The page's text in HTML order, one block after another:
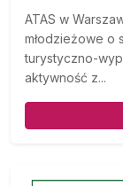
ATAS w
młodzieżowe o
turystyczno-
aktywność z...